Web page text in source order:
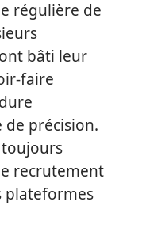
régulière de
bâti leur
faire
de précision.
toujours
recrutement
plateformes